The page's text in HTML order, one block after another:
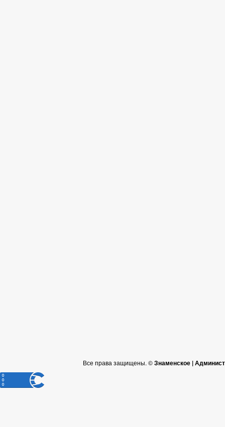
Все права защищены. ©Знаменское |